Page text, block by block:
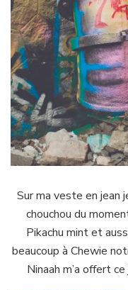
Sur ma veste en jean
chouchou du
Pikachu mint et
beaucoup à Chewie
Ninaah m’a offert